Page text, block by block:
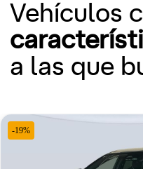
Vehículos
a las que
-19%